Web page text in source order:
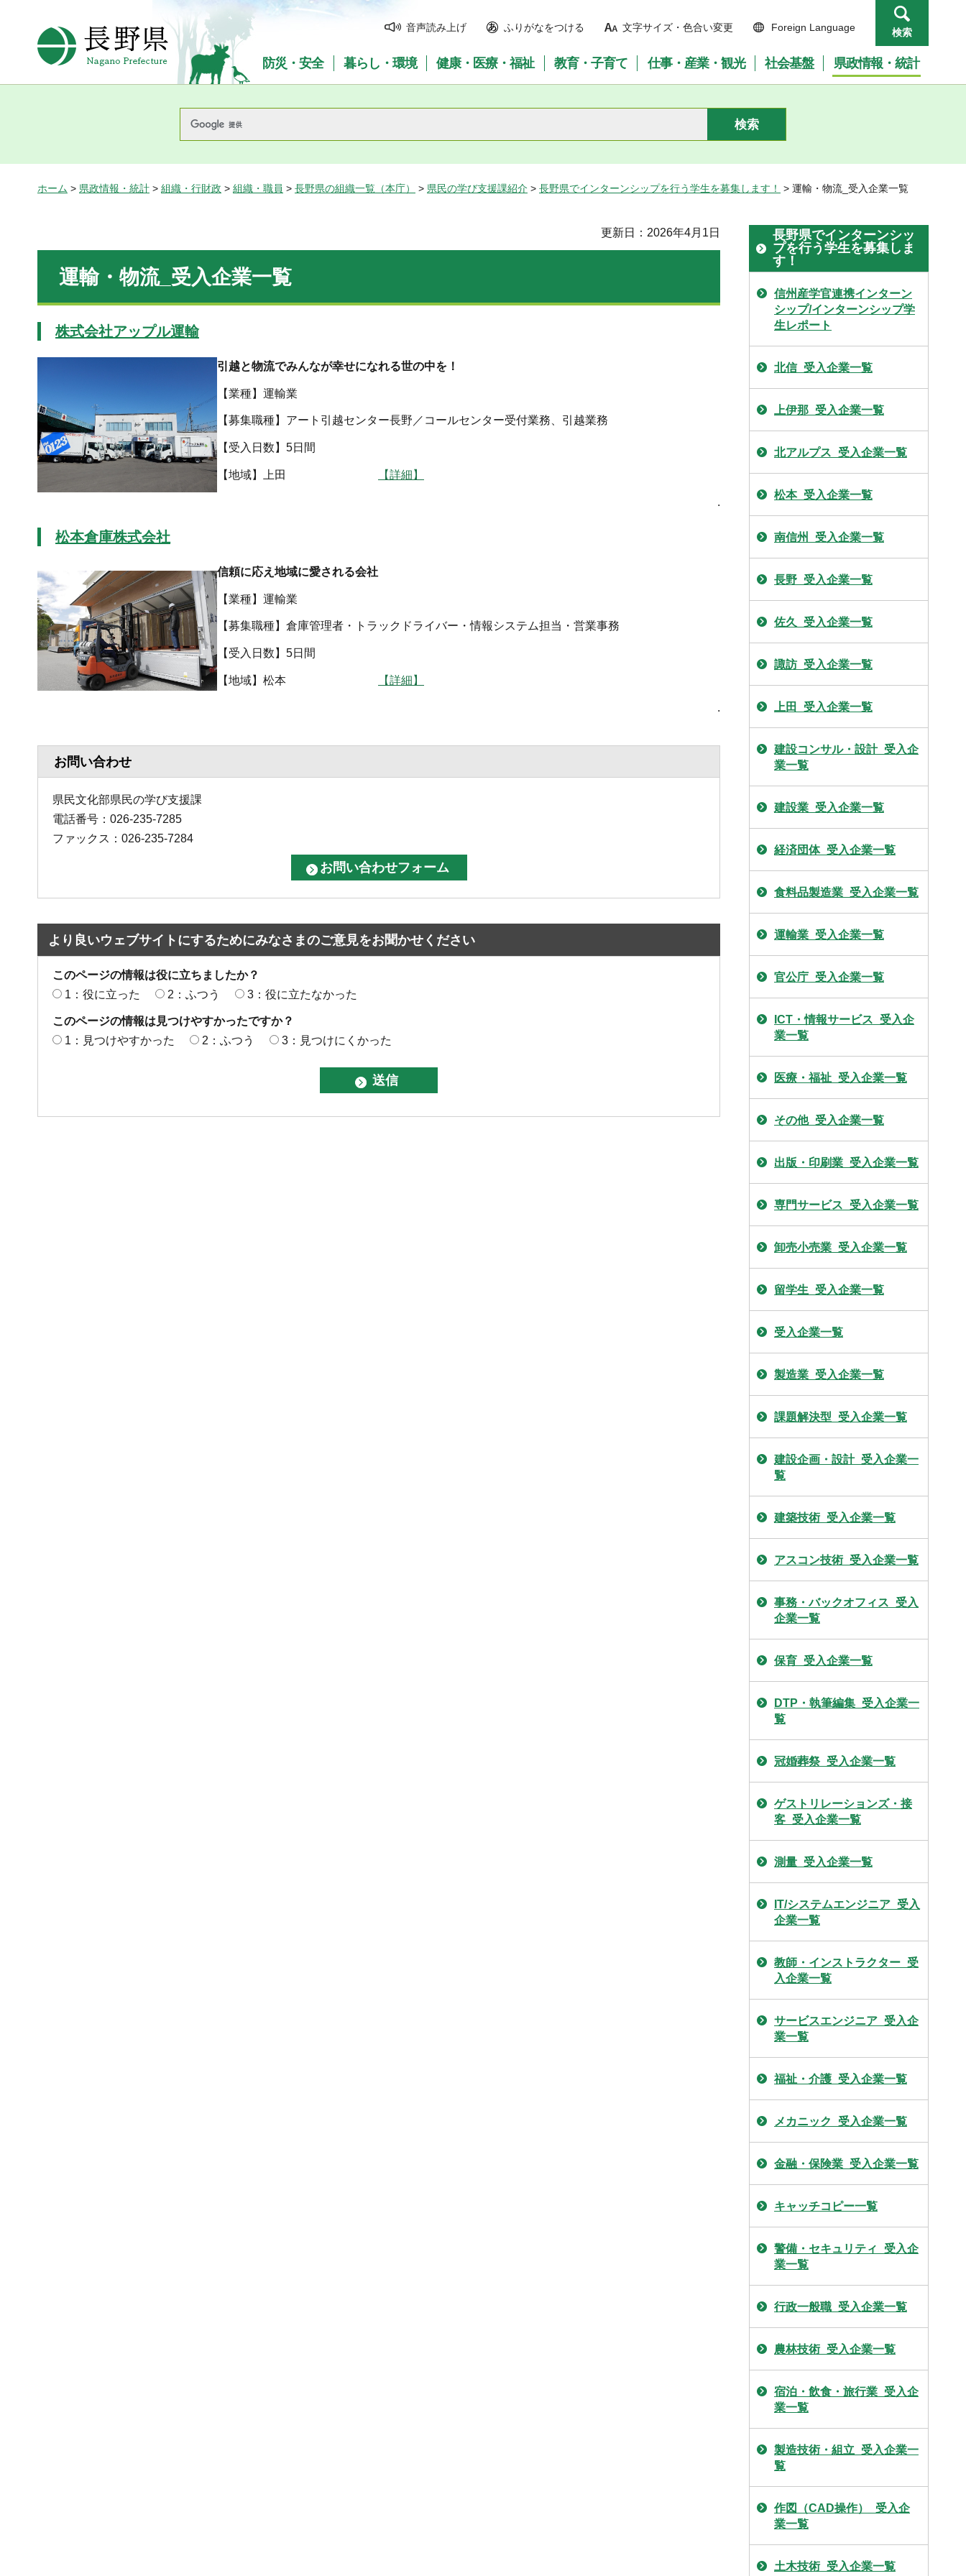
長野県Nagano Prefecture
音声読み上げ ふりがなをつける 文字サイズ・色合い変更 Foreign Language 検索
防災・安全 暮らし・環境 健康・医療・福祉 教育・子育て 仕事・産業・観光 社会基盤 県政情報・統計
ホーム > 県政情報・統計 > 組織・行財政 > 組織・職員 > 長野県の組織一覧（本庁） > 県民の学び支援課紹介 > 長野県でインターンシップを行う学生を募集します！ > 運輸・物流_受入企業一覧
更新日：2026年4月1日
運輸・物流_受入企業一覧
株式会社アップル運輸
引越と物流でみんなが幸せになれる世の中を！
【業種】運輸業
【募集職種】アート引越センター長野／コールセンター受付業務、引越業務
【受入日数】5日間
【地域】上田 【詳細】
.
松本倉庫株式会社
信頼に応え地域に愛される会社
【業種】運輸業
【募集職種】倉庫管理者・トラックドライバー・情報システム担当・営業事務
【受入日数】5日間
【地域】松本 【詳細】
.
お問い合わせ
県民文化部県民の学び支援課
電話番号：026-235-7285
ファックス：026-235-7284
より良いウェブサイトにするためにみなさまのご意見をお聞かせください
このページの情報は役に立ちましたか？
1：役に立った
2：ふつう 3：役に立たなかった
このページの情報は見つけやすかったですか？
1：見つけやすかった
2：ふつう 3：見つけにくかった
長野県でインターンシッ
プを行う学生を募集しま
す！
信州産学官連携インターン
シップ/インターンシップ学
生レポート
北信_受入企業一覧
上伊那_受入企業一覧
北アルプス_受入企業一覧
松本_受入企業一覧
南信州_受入企業一覧
長野_受入企業一覧
佐久_受入企業一覧
諏訪_受入企業一覧
上田_受入企業一覧
建設コンサル・設計_受入企
業一覧
建設業_受入企業一覧
経済団体_受入企業一覧
食料品製造業_受入企業一覧
運輸業_受入企業一覧
官公庁_受入企業一覧
ICT・情報サービス_受入企
業一覧
医療・福祉_受入企業一覧
その他_受入企業一覧
出版・印刷業_受入企業一覧
専門サービス_受入企業一覧
卸売小売業_受入企業一覧
留学生_受入企業一覧
受入企業一覧
製造業_受入企業一覧
課題解決型_受入企業一覧
建設企画・設計_受入企業一
覧
建築技術_受入企業一覧
アスコン技術_受入企業一覧
事務・バックオフィス_受入
企業一覧
保育_受入企業一覧
DTP・執筆編集_受入企業一
覧
冠婚葬祭_受入企業一覧
ゲストリレーションズ・接
客_受入企業一覧
測量_受入企業一覧
IT/システムエンジニア_受入
企業一覧
教師・インストラクター_受
入企業一覧
サービスエンジニア_受入企
業一覧
福祉・介護_受入企業一覧
メカニック_受入企業一覧
金融・保険業_受入企業一覧
キャッチコピー一覧
警備・セキュリティ_受入企
業一覧
行政一般職_受入企業一覧
農林技術_受入企業一覧
宿泊・飲食・旅行業_受入企
業一覧
製造技術・組立_受入企業一
覧
作図（CAD操作）_受入企
業一覧
土木技術_受入企業一覧